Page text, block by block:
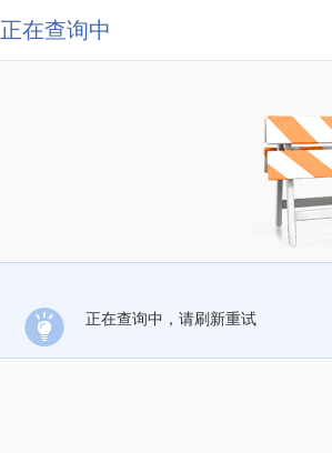
正在查询中
正在查询中，请刷新重试